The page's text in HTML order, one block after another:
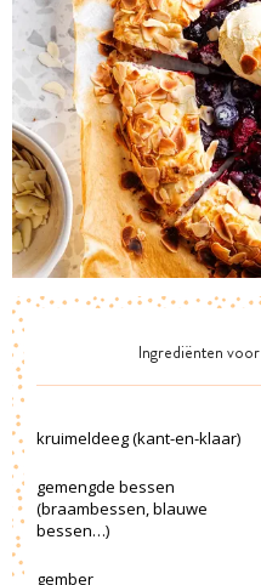
Ingrediënten voor
kruimeldeeg (kant-en-klaar)
gemengde bessen
(braambessen, blauwe
bessen…)
gember